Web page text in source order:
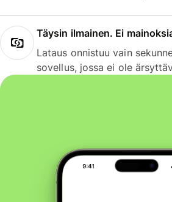
Täysin ilmainen. Ei
Lataus onnistuu vain
sovellus, jossa ei ole